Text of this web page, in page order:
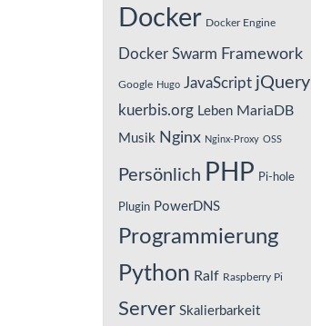
Docker Docker Engine
Docker Swarm Framework
Google Hugo JavaScript jQuery
kuerbis.org Leben MariaDB
Musik Nginx Nginx-Proxy OSS
Persönlich PHP Pi-hole
Plugin PowerDNS
Programmierung
Python Ralf Raspberry Pi
Server Skalierbarkeit